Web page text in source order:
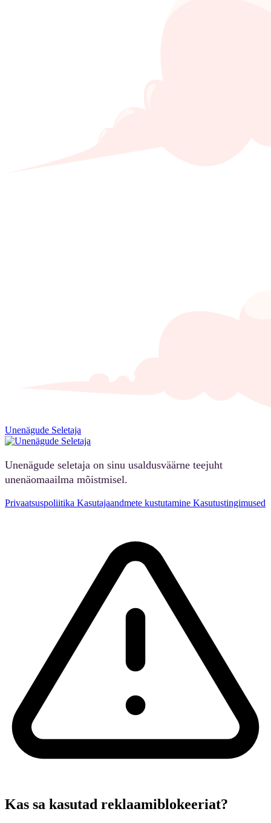
Unenägude Seletaja
Unenägude seletaja on sinu usaldusväärne teejuht
unenäomaailma mõistmisel.
Privaatsuspoliitika Kasutajaandmete kustutamine Kasutustingimused
Kas sa kasutad reklaamiblokeeriat?